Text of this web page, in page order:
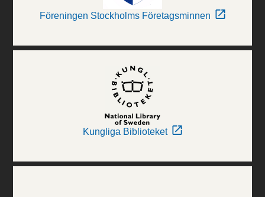
Föreningen Stockholms Företagsminnen
Kungliga Biblioteket